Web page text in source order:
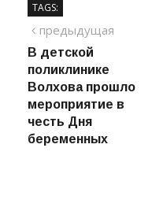
TAGS:
Навигация
по
записям
предыдущая
В детской
поликлинике
Волхова прошло
мероприятие в
честь Дня
беременных